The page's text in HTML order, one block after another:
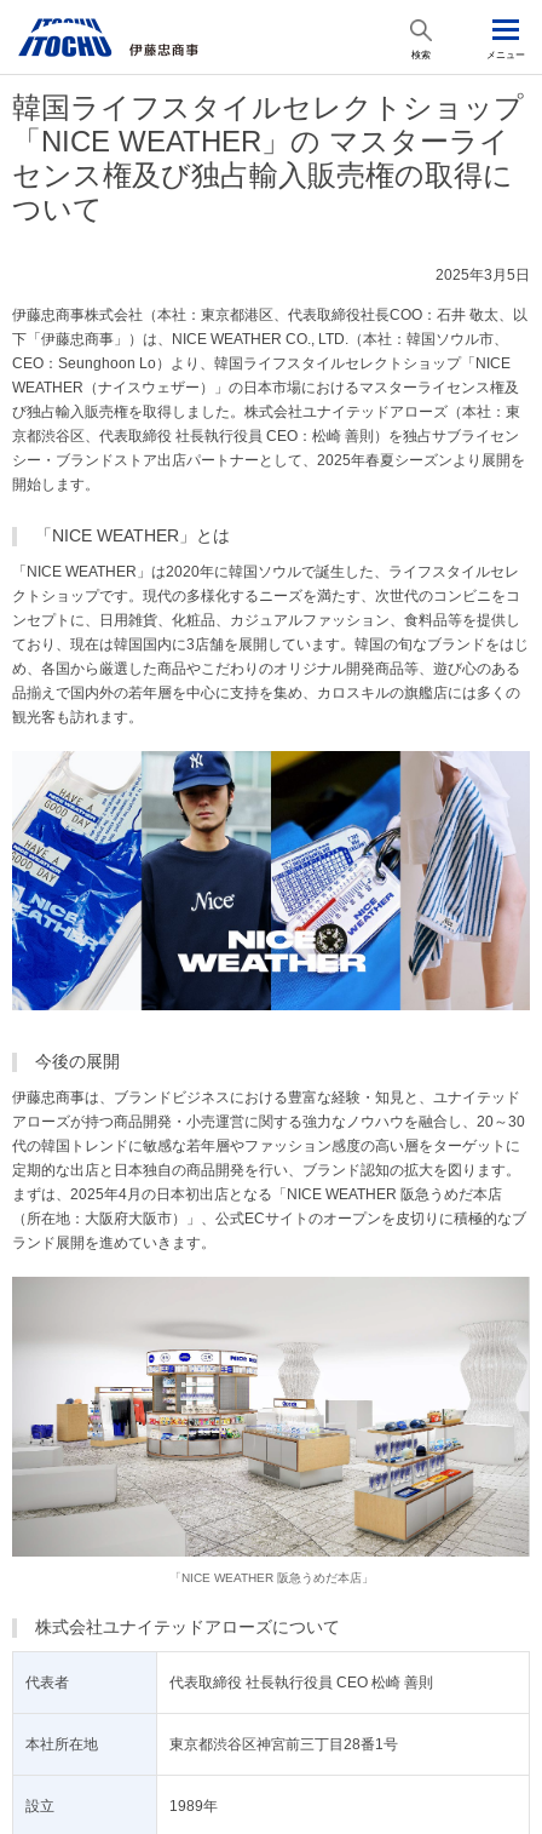
検索 メニュー
韓国ライフスタイルセレクトショップ
「NICE WEATHER」の マスターライ
センス権及び独占輸入販売権の取得に
ついて
2025年3月5日
伊藤忠商事株式会社（本社：東京都港区、代表取締役社長COO：石井 敬太、以
下「伊藤忠商事」）は、NICE WEATHER CO., LTD.（本社：韓国ソウル市、
CEO：Seunghoon Lo）より、韓国ライフスタイルセレクトショップ「NICE
WEATHER（ナイスウェザー）」の日本市場におけるマスターライセンス権及
び独占輸入販売権を取得しました。株式会社ユナイテッドアローズ（本社：東
京都渋谷区、代表取締役 社長執行役員 CEO：松崎 善則）を独占サブライセン
シー・ブランドストア出店パートナーとして、2025年春夏シーズンより展開を
開始します。
「NICE WEATHER」とは
「NICE WEATHER」は2020年に韓国ソウルで誕生した、ライフスタイルセレ
クトショップです。現代の多様化するニーズを満たす、次世代のコンビニをコ
ンセプトに、日用雑貨、化粧品、カジュアルファッション、食料品等を提供し
ており、現在は韓国国内に3店舗を展開しています。韓国の旬なブランドをはじ
め、各国から厳選した商品やこだわりのオリジナル開発商品等、遊び心のある
品揃えで国内外の若年層を中心に支持を集め、カロスキルの旗艦店には多くの
観光客も訪れます。
今後の展開
伊藤忠商事は、ブランドビジネスにおける豊富な経験・知見と、ユナイテッド
アローズが持つ商品開発・小売運営に関する強力なノウハウを融合し、20～30
代の韓国トレンドに敏感な若年層やファッション感度の高い層をターゲットに
定期的な出店と日本独自の商品開発を行い、ブランド認知の拡大を図ります。
まずは、2025年4月の日本初出店となる「NICE WEATHER 阪急うめだ本店
（所在地：大阪府大阪市）」、公式ECサイトのオープンを皮切りに積極的なブ
ランド展開を進めていきます。
「NICE WEATHER 阪急うめだ本店」
株式会社ユナイテッドアローズについて
代表者 代表取締役 社長執行役員 CEO 松崎 善則
本社所在地 東京都渋谷区神宮前三丁目28番1号
設立 1989年